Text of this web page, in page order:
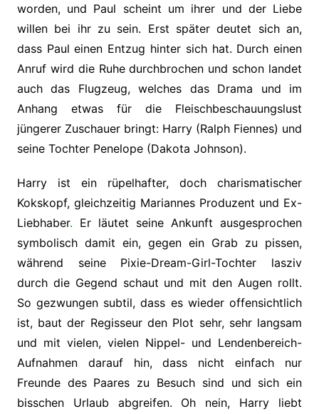
worden, und Paul scheint um ihrer und der Liebe
willen bei ihr zu sein. Erst später deutet sich an,
dass Paul einen Entzug hinter sich hat. Durch einen
Anruf wird die Ruhe durchbrochen und schon landet
auch das Flugzeug, welches das Drama und im
Anhang etwas für die Fleischbeschauungslust
jüngerer Zuschauer bringt: Harry (Ralph Fiennes) und
seine Tochter Penelope (Dakota Johnson).
Harry ist ein rüpelhafter, doch charismatischer
Kokskopf, gleichzeitig Mariannes Produzent und Ex-
Liebhaber. Er läutet seine Ankunft ausgesprochen
symbolisch damit ein, gegen ein Grab zu pissen,
während seine Pixie-Dream-Girl-Tochter lasziv
durch die Gegend schaut und mit den Augen rollt.
So gezwungen subtil, dass es wieder offensichtlich
ist, baut der Regisseur den Plot sehr, sehr langsam
und mit vielen, vielen Nippel- und Lendenbereich-
Aufnahmen darauf hin, dass nicht einfach nur
Freunde des Paares zu Besuch sind und sich ein
bisschen Urlaub abgreifen. Oh nein, Harry liebt